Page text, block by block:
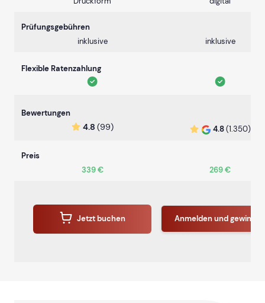
Prüfungsgebühren
inklusive
inklusive
Flexible Ratenzahlung
Bewertungen
4.8 (99) 4.8(1.350)
Preis
339 €
269 €
Jetzt buchen Anmelden und gewinnen